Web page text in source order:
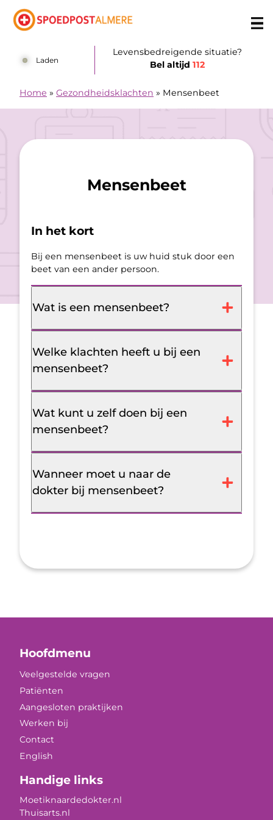
Laden
Levensbedreigende situatie?
Bel altijd112
Home » Gezondheidsklachten » Mensenbeet
Mensenbeet
In het kort
Bij een mensenbeet is uw huid stuk door een
beet van een ander persoon.
Wat is een mensenbeet?
Welke klachten heeft u bij een
mensenbeet?
Wat kunt u zelf doen bij een
mensenbeet?
Wanneer moet u naar de
dokter bij mensenbeet?
Hoofdmenu
Veelgestelde vragen
Patiënten
Aangesloten praktijken
Werken bij
Contact
English
Handige links
Moetiknaardedokter.nl
Thuisarts.nl